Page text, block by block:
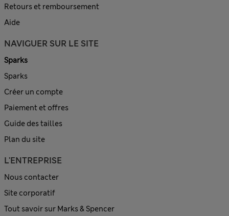
Retours et remboursement
Aide
NAVIGUER SUR LE SITE
Sparks
Sparks
Créer un compte
Paiement et offres
Guide des tailles
Plan du site
L'ENTREPRISE
Nous contacter
Site corporatif
Tout savoir sur Marks & Spencer